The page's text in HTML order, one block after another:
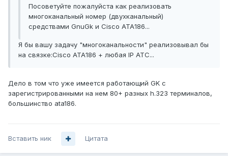
Посоветуйте пожалуйста как реализовать
многоканальный номер (двухканальный)
средствами GnuGk и Cisco ATA186...
Я бы вашу задачу "многоканальности" реализовывал бы
на связке:Cisco ATA186 + любая IP АТС...
Дело в том что уже имеется работающий GK с
зарегистрированными на нем 80+ разных h.323 терминалов,
большинство ata186.
Вставить ник Цитата